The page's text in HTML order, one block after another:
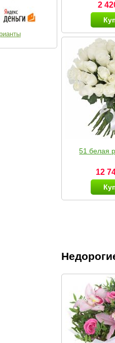
2
51 белая
12